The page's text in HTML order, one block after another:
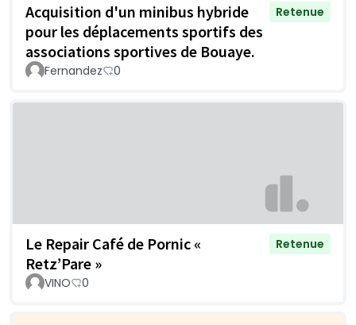
Acquisition d'un minibus hybride
pour les déplacements sportifs des
associations sportives de Bouaye.
Retenue
Fernandez 0
Le Repair Café de Pornic «
Retz’Pare »
Retenue
VINO 0